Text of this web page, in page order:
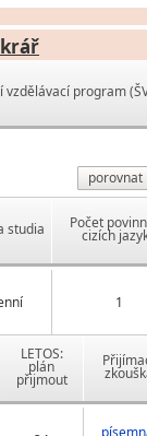
program
porovnat
studia Počet
cizích
1
LETOS:
plán
přijmout